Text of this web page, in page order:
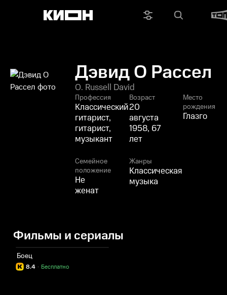
Дэвид О Рассел
O. Russell David
Профессия
Классический
гитарист,
гитарист,
музыкант
Возраст
20
августа
1958, 67
лет
Место
рождения
Глазго
Семейное
положение
Не
женат
Жанры
Классическая
музыка
Фильмы и сериалы
Боец
8.4 Бесплатно
·